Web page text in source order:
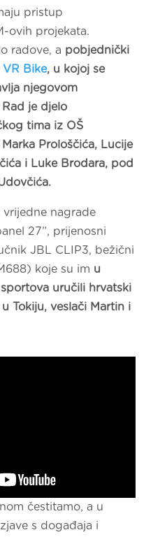
pristup
ovih projekata.
radove, a pobjednički
VR Bike, u kojoj se
njegovom
je djelo
tima iz OŠ
Prološčića, Lucije
i Luke Brodara, pod
vrijedne nagrade
27”, prijenosni
JBL CLIP3, bežični
koje su im u
uručili hrvatski
Tokiju, veslači Martin i
čestitamo, a u
s događaja i